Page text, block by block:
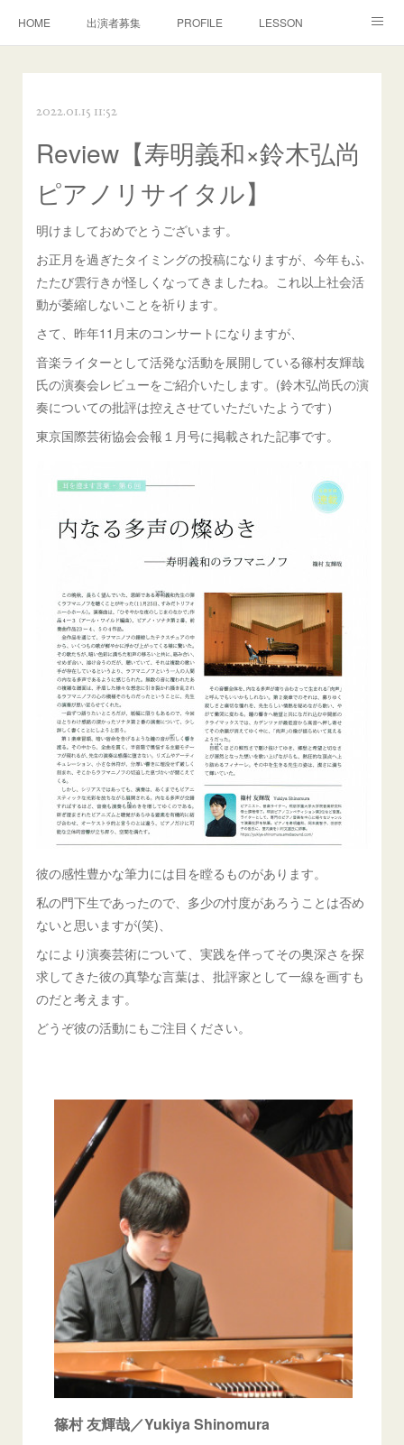
HOME 出演者募集 PROFILE LESSON
MEDIA DISCOGRAPHY
NEWS Facebook
2022.01.15 11:52
Review【寿明義和×鈴木弘尚
ピアノリサイタル】
明けましておめでとうございます。
お正月を過ぎたタイミングの投稿になりますが、今年もふ
たたび雲行きが怪しくなってきましたね。これ以上社会活
動が萎縮しないことを祈ります。
さて、昨年11月末のコンサートになりますが、
音楽ライターとして活発な活動を展開している篠村友輝哉
氏の演奏会レビューをご紹介いたします。(鈴木弘尚氏の演
奏についての批評は控えさせていただいたようです）
東京国際芸術協会会報１月号に掲載された記事です。
彼の感性豊かな筆力には目を瞠るものがあります。
私の門下生であったので、多少の忖度があろうことは否め
ないと思いますが(笑)、
なにより演奏芸術について、実践を伴ってその奥深さを探
求してきた彼の真摯な言葉は、批評家として一線を画すも
のだと考えます。
どうぞ彼の活動にもご注目ください。
篠村 友輝哉／Yukiya Shinomura